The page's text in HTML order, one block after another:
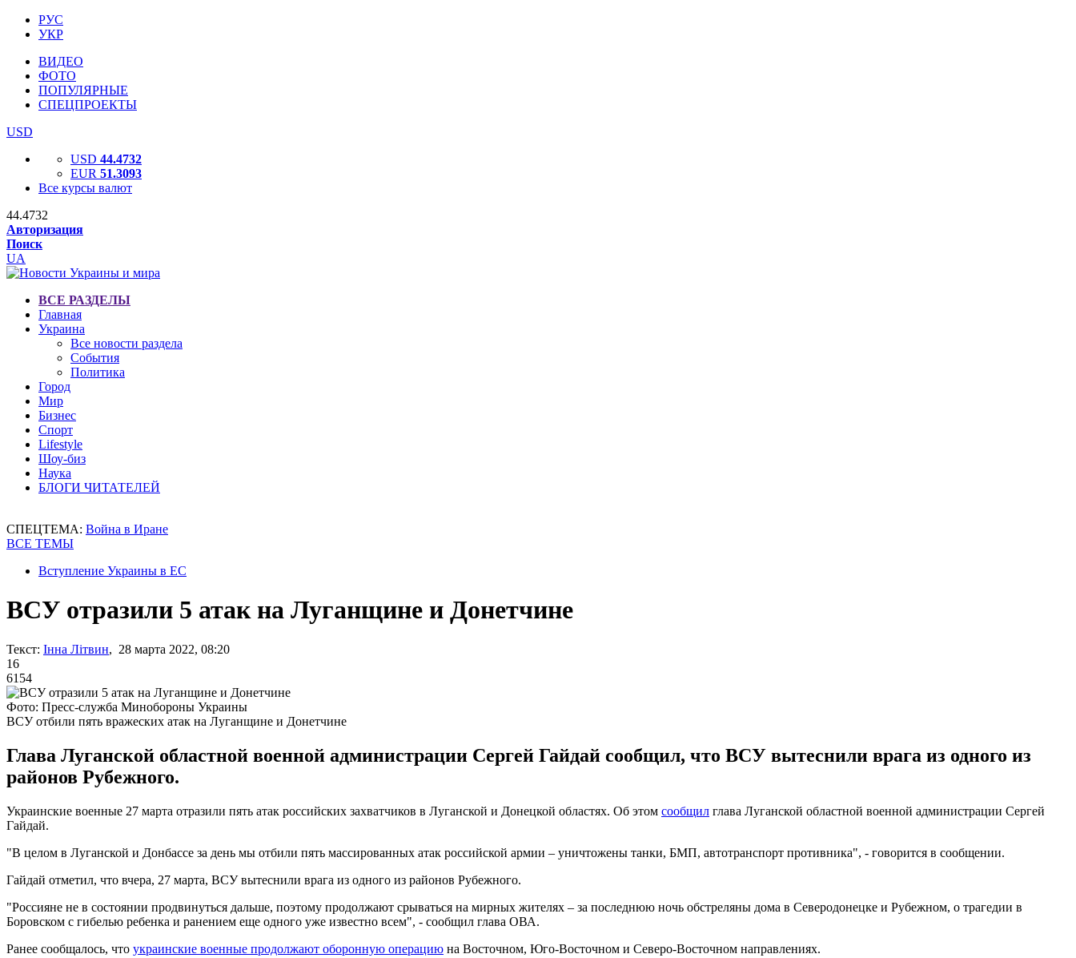
РУС
УКР
ВИДЕО
ФОТО
ПОПУЛЯРНЫЕ
СПЕЦПРОЕКТЫ
USD
USD 44.4732
EUR 51.3093
Все курсы валют
44.4732
Авторизация
Поиск
UA
ВСЕ РАЗДЕЛЫ
Главная
Украина
Все новости раздела
События
Политика
Город
Мир
Бизнес
Спорт
Lifestyle
Шоу-биз
Наука
БЛОГИ ЧИТАТЕЛЕЙ
СПЕЦТЕМА: Война в Иране
ВСЕ ТЕМЫ
Вступление Украины в ЕС
ВСУ отразили 5 атак на Луганщине и Донетчине
Текст: Інна Літвин, 28 марта 2022, 08:20
16
6154
Фото: Пресс-служба Минобороны Украины
ВСУ отбили пять вражеских атак на Луганщине и Донетчине
Глава Луганской областной военной администрации Сергей Гайдай сообщил, что ВСУ вытеснили врага из одного из
районов Рубежного.
Украинские военные 27 марта отразили пять атак российских захватчиков в Луганской и Донецкой областях. Об этом сообщил глава Луганской областной военной администрации Сергей
Гайдай.
"В целом в Луганской и Донбассе за день мы отбили пять массированных атак российской армии – уничтожены танки, БМП, автотранспорт противника", - говорится в сообщении.
Гайдай отметил, что вчера, 27 марта, ВСУ вытеснили врага из одного из районов Рубежного.
"Россияне не в состоянии продвинуться дальше, поэтому продолжают срываться на мирных жителях – за последнюю ночь обстреляны дома в Северодонецке и Рубежном, о трагедии в
Боровском с гибелью ребенка и ранением еще одного уже известно всем", - сообщил глава ОВА.
Ранее сообщалось, что украинские военные продолжают оборонную операцию на Восточном, Юго-Восточном и Северо-Восточном направлениях.